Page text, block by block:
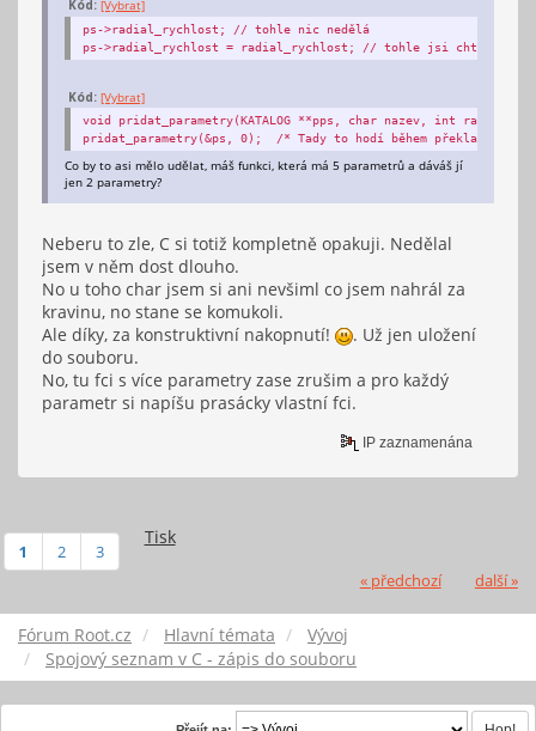
Kód: [Vybrat]
ps->radial_rychlost; // tohle nic nedělá
ps->radial_rychlost = radial_rychlost; // tohle jsi chtěl
Kód: [Vybrat]
void pridat_parametry(KATALOG **pps, char nazev, int
pridat_parametry(&ps, 0); /* Tady to hodí během překladu
Co by to asi mělo udělat, máš funkci, která má 5 parametrů a dáváš jí
jen 2 parametry?
Neberu to zle, C si totiž kompletně opakuji. Nedělal
jsem v něm dost dlouho.
No u toho char jsem si ani nevšiml co jsem nahrál za
kravinu, no stane se komukoli.
Ale díky, za konstruktivní nakopnutí!
. Už jen uložení
do souboru.
No, tu fci s více parametry zase zrušim a pro každý
parametr si napíšu prasácky vlastní fci.
IP zaznamenána
Tisk
1 2 3
« předchozí další »
Fórum Root.cz Hlavní témata
Vývoj
Spojový seznam v C - zápis do souboru